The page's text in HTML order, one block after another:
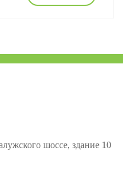
шоссе, здание 10